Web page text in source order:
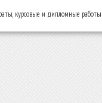
курсовые и дипломные работы